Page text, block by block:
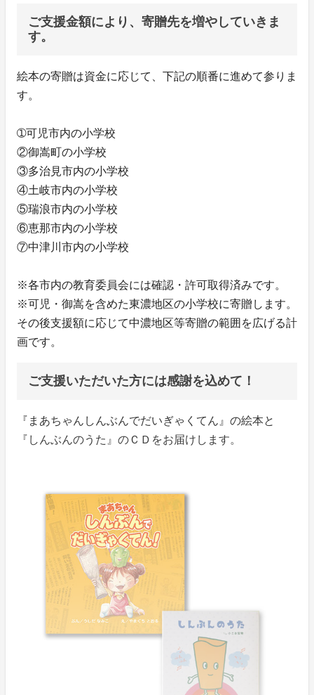
ご支援金額により、寄贈先を増やしていきま
す。
絵本の寄贈は資金に応じて、下記の順番に進めて参りま
す。
➀可児市内の小学校
②御嵩町の小学校
③多治見市内の小学校
④土岐市内の小学校
⑤瑞浪市内の小学校
⑥恵那市内の小学校
⑦中津川市内の小学校
※各市内の教育委員会には確認・許可取得済みです。
※可児・御嵩を含めた東濃地区の小学校に寄贈します。
その後支援額に応じて中濃地区等寄贈の範囲を広げる計
画です。
ご支援いただいた方には感謝を込めて！
『まあちゃんしんぶんでだいぎゃくてん』の絵本と
『しんぶんのうた』のＣＤをお届けします。